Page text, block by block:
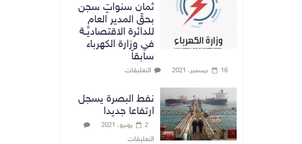
ثمان سنواتٍ سجن
بحقِّ المدير العام
للدائرة الاقتصاديَّـة
في وزارة الكهرباء
سابقاً
16 ديسمبر، 2021 التعليقات
نفط البصرة يسجل
ارتفاعا جديدا
2 يونيو، 2021
التعليقات